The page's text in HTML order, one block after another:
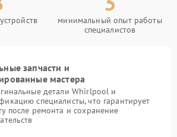
минимальный опыт работы
специалистов
запчасти и
мастера
детали Whirlpool и
специалисты, что гарантирует
после ремонта и сохранение